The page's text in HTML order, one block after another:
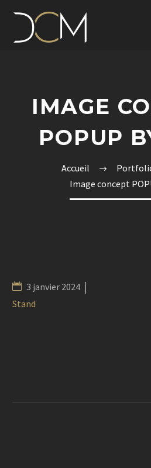
IMAGE
POPUP
Accueil
Image concept
3 janvier 2024
Stand